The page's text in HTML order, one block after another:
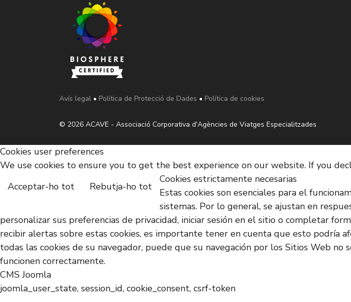
Avís legal • Política de Protecció de Dades • Política de cookies
© 2026 ACAVE - Associació Corporativa d'Agències de Viatges Especialitzades
Cookies user preferences
We use cookies to ensure you to get the best experience on our website. If you
Acceptar-ho tot
Rebutja-ho tot
Cookies estrictamente necesarias
Estas cookies son esenciales para el
sistemas. Por lo general, se ajustan en
personalizar sus preferencias de privacidad, iniciar sesión en el sitio o completar
recibir alertas sobre estas cookies, es importante tener en cuenta que esto podría
todas las cookies de su navegador, puede que su navegación por los Sitios Web
funcionen correctamente.
CMS Joomla
joomla_user_state, session_id, cookie_consent, csrf-token